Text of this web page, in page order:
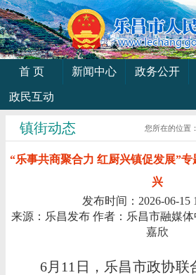
首 页 新闻中心 政务公开
政民互动
镇街动态 您所在的位置
“乐事共商聚合力 红厨兴镇促发展”
兴
发布时间：2026-06-15
来源：乐昌发布 作者：乐昌市融媒
嘉欣
6月11日，乐昌市政协联